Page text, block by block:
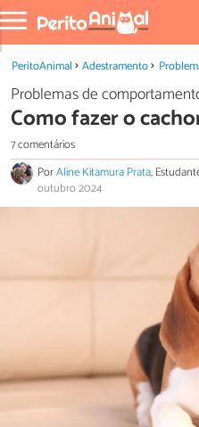
PeritoAnimal Adestramento
Problemas de
Como fazer o
7 comentários
PorAline Kitamura Prata,
outubro 2024